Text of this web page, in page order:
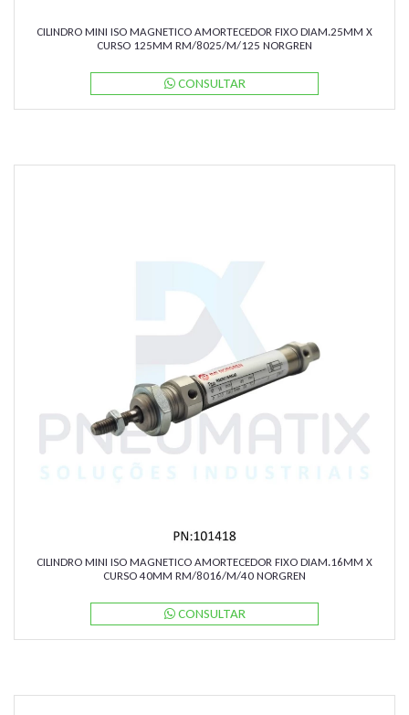
CILINDRO MINI ISO MAGNETICO AMORTECEDOR FIXO DIAM.25MM X
CURSO 125MM RM/8025/M/125 NORGREN
CONSULTAR
CILINDRO MINI ISO MAGNETICO AMORTECEDOR FIXO DIAM.16MM X
CURSO 40MM RM/8016/M/40 NORGREN
CONSULTAR